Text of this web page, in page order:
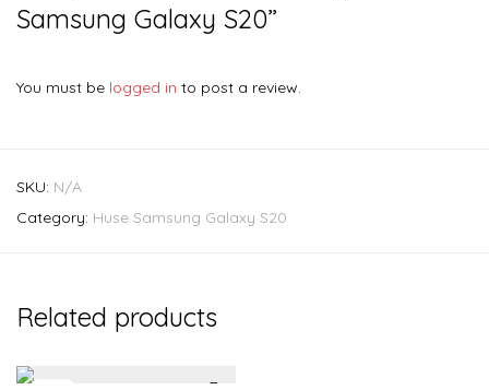
Samsung Galaxy S20”
You must be logged in to post a review.
SKU: N/A
Category: Huse Samsung Galaxy S20
Related products